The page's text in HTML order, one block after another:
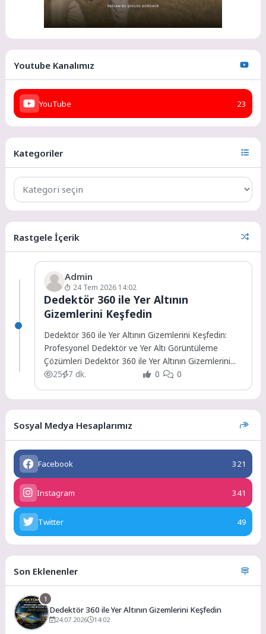
Youtube Kanalımız
YouTube 23
Kategoriler
Rastgele İçerik
Admin
24 Tem 2026 14:02
Dedektör 360 ile Yer Altının
Gizemlerini Keşfedin
Dedektör 360 ile Yer Altının Gizemlerini Keşfedin:
Profesyonel Dedektör ve Yer Altı Görüntüleme
Çözümleri Dedektör 360 ile Yer Altının Gizemlerini...
25
7 dk. 0 0
Sosyal Medya Hesaplarımız
Facebook 321
Instagram 341
Twitter 49
Son Eklenenler
1
Dedektör 360 ile Yer Altının Gizemlerini Keşfedin
24.07.2026 14:02